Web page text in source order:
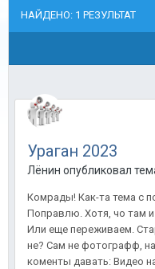
НАЙДЕНО: 1 РЕЗУЛЬТАТ
Ураган 2023
Лёнин опубликовал
Комрады! Как-та тема с
Поправлю. Хотя, чо там
Или еще переживаем.
не? Сам не фотографф,
коменты давать: Видео